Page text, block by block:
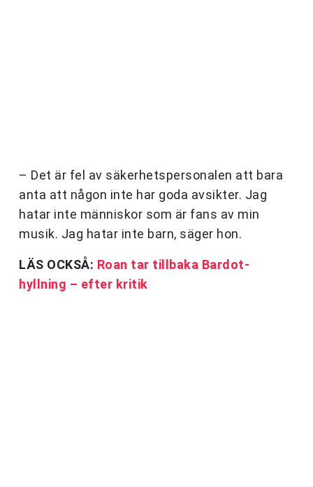
– Det är fel av säkerhetspersonalen att bara
anta att någon inte har goda avsikter. Jag
hatar inte människor som är fans av min
musik. Jag hatar inte barn, säger hon.
LÄS OCKSÅ: Roan tar tillbaka Bardot-
hyllning – efter kritik